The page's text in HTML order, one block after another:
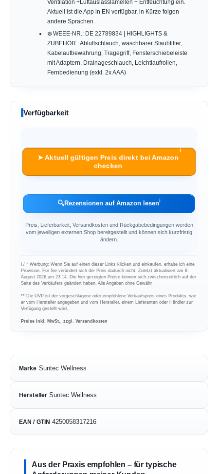
Ventilation +Luftauslasslamellen + Entfeuchtung ein.
Aktuell ist die App in EN verfügbar, in Kürze folgen
andere Sprachen.
❄️ WEEE-NR.: DE 22789834 | HIGHLIGHTS &
ZUBEHÖR : Abluftschlauch, waschbarer Staubfilter,
Kabelaufbewahrung, Tragegriff, Fensterschiebeleiste
mit Adaptern, Drainageschlauch, Leichtlaufrollen,
Fernbedienung (exkl. 2x AAA)
Verfügbarkeit
➤ Aktuell gültigen Preis direkt bei Amazon
checken
ℹ︎
🔍Rezensionen auf Amazon lesenℹ︎
Preis, Lieferbarkeit, Versandkosten und Rückgabebedingungen werden
vom jeweiligen externen Shop bereitgestellt und können sich kurzfristig
ändern.
ℹ︎ / * Werbung: Wenn Sie auf einen dieser Links klicken und einkaufen, erhalte ich eine
Provision. Für Sie verändert sich der Preis dadurch nicht. Zuletzt aktualisiert am 8.
August 2026 um 23:14. Die hier gezeigten Preise können sich zwischenzeitlich auf der
Seite des Verkäufers geändert haben. Alle Angaben ohne Gewähr.
** Die UVP ist der vorgeschlagene oder empfohlene Verkaufspreis eines Produkts, wie
er vom Hersteller angegeben und vom Hersteller, einem Lieferanten oder Händler zur
Verfügung gestellt wird.
Preise inkl. MwSt., zzgl. Versandkosten
Marke Suntec Wellness
Hersteller Suntec Wellness
EAN / GTIN 4250058317216
Aus der Praxis empfohlen – für typische